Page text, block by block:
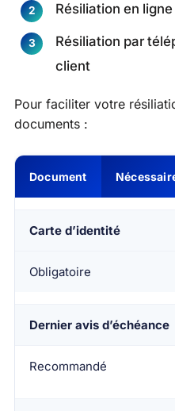
Résiliation en
Résiliation par
client
Pour faciliter votre
documents :
Document
Carte d’identité
Obligatoire
Dernier avis d’échéance
Recommandé